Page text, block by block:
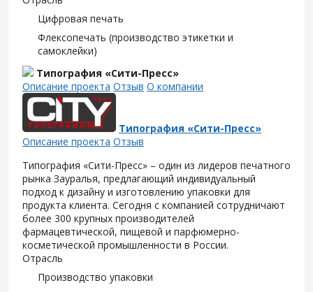
Цифровая печать
Флексопечать (производство этикетки и
самоклейки)
Типография «Сити-Пресс»
Описание проекта Отзыв О компании
Типография «Сити-Пресс»
Описание проекта Отзыв
Типография «Сити-Пресс» – один из лидеров печатного
рынка Зауралья, предлагающий индивидуальный
подход к дизайну и изготовлению упаковки для
продукта клиента. Сегодня с компанией сотрудничают
более 300 крупных производителей
фармацевтической, пищевой и парфюмерно-
косметической промышленности в России.
Отрасль
Производство упаковки